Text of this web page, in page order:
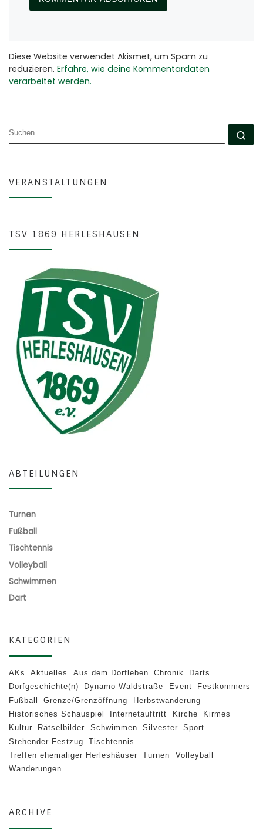
Diese Website verwendet Akismet, um Spam zu
reduzieren. Erfahre, wie deine Kommentardaten
verarbeitet werden.
SUCHE
VERANSTALTUNGEN
TSV 1869 HERLESHAUSEN
ABTEILUNGEN
Turnen
Fußball
Tischtennis
Volleyball
Schwimmen
Dart
KATEGORIEN
AKs Aktuelles Aus dem Dorfleben Chronik
Darts
Dorfgeschichte(n)
Dynamo Waldstraße Event
Festkommers
Fußball
Grenze/Grenzöffnung
Herbstwanderung
Historisches Schauspiel
Internetauftritt Kirche
Kirmes
Kultur
Rätselbilder Schwimmen Silvester
Sport
Stehender Festzug
Tischtennis
Treffen ehemaliger Herleshäuser
Turnen
Volleyball
Wanderungen
ARCHIVE